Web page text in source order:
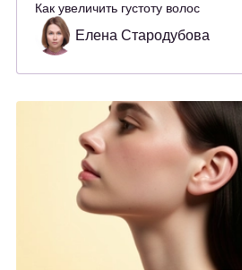
Как увеличить густоту волос
Елена Стародубова